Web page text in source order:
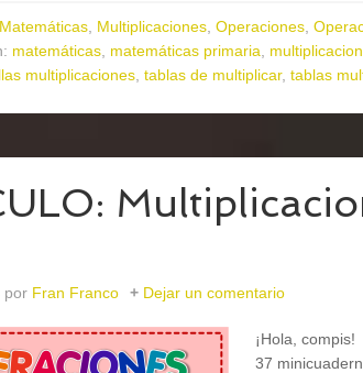
Matemáticas Multiplicaciones Operaciones
matemáticas matemáticas primaria
multiplicaciones tablas de multiplicar, tablas
por Fran Franco Dejar un comentario
¡Hola,
37